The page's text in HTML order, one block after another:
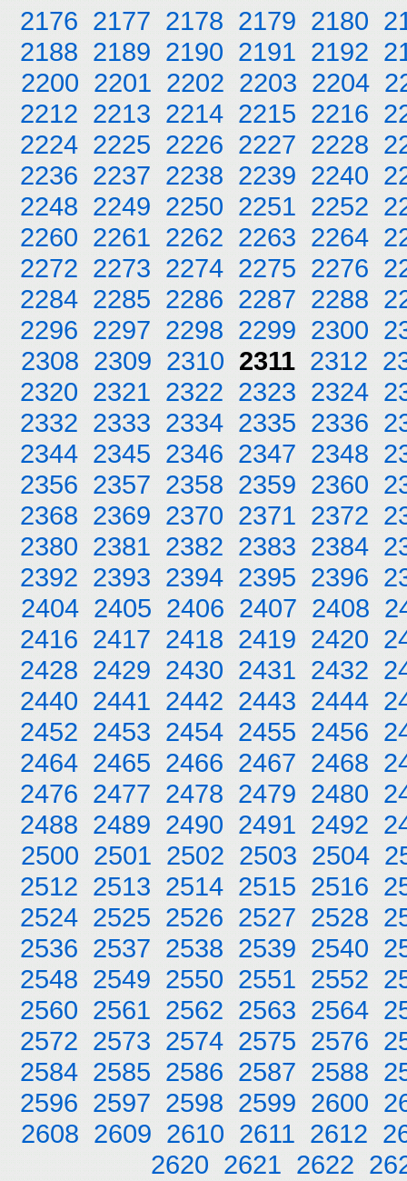
2176 2177 2178 2179 2180
2188 2189 2190 2191 2192
2200 2201 2202 2203 2204
2212 2213 2214 2215 2216
2224 2225 2226 2227 2228
2236 2237 2238 2239 2240
2248 2249 2250 2251 2252
2260 2261 2262 2263 2264
2272 2273 2274 2275 2276
2284 2285 2286 2287 2288
2296 2297 2298 2299 2300
2308 2309 2310 2311 2312
2320 2321 2322 2323 2324
2332 2333 2334 2335 2336
2344 2345 2346 2347 2348
2356 2357 2358 2359 2360
2368 2369 2370 2371 2372
2380 2381 2382 2383 2384
2392 2393 2394 2395 2396
2404 2405 2406 2407 2408
2416 2417 2418 2419 2420
2428 2429 2430 2431 2432
2440 2441 2442 2443 2444
2452 2453 2454 2455 2456
2464 2465 2466 2467 2468
2476 2477 2478 2479 2480
2488 2489 2490 2491 2492
2500 2501 2502 2503 2504
2512 2513 2514 2515 2516
2524 2525 2526 2527 2528
2536 2537 2538 2539 2540
2548 2549 2550 2551 2552
2560 2561 2562 2563 2564
2572 2573 2574 2575 2576
2584 2585 2586 2587 2588
2596 2597 2598 2599 2600
2608 2609 2610 2611 2612
2620 2621 2622